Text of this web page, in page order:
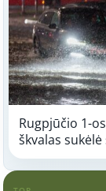
Rugpjūčio 1-
škvalas